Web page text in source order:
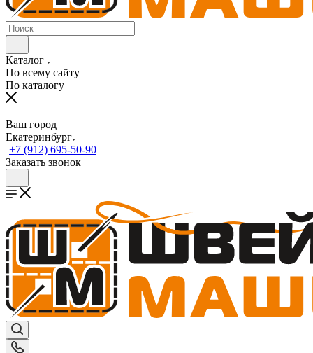
Каталог
По всему сайту
По каталогу
Ваш город
Екатеринбург
+7 (912) 695-50-90
Заказать звонок